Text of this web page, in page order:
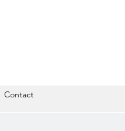
Contact